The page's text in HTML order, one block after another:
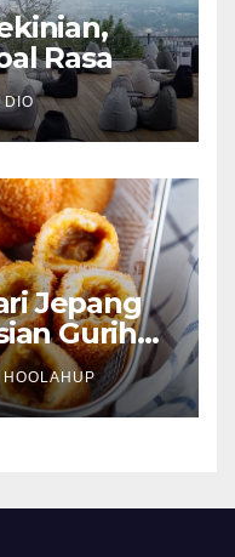
Rasa
DIO
Jepang
Gurih